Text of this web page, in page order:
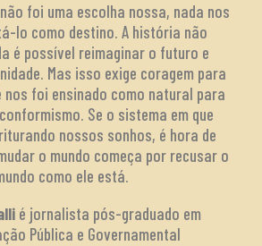
foi uma escolha nossa, nada nos
lo como destino. A história não
é possível reimaginar o futuro e
Mas isso exige coragem para
nos foi ensinado como natural para
Se o sistema em que
nossos sonhos, é hora de
o mundo começa por recusar o
como ele está.
é jornalista pós-graduado em
Pública e Governamental